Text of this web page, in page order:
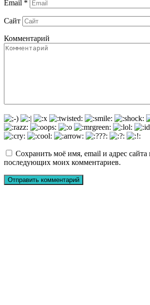
Email *
Сайт
Комментарий
Сохранить моё имя, email и адрес сайта
последующих моих комментариев.